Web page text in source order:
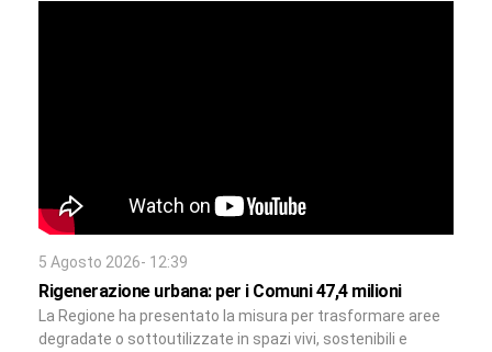
5 Agosto 2026- 12:39
Rigenerazione urbana: per i Comuni 47,4 milioni
La Regione ha presentato la misura per trasformare aree
degradate o sottoutilizzate in spazi vivi, sostenibili e